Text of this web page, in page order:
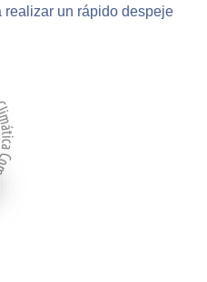
realizar un rápido despeje